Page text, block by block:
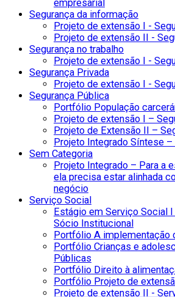
empresarial
Segurança da informação
Projeto de extensão I -
Projeto de extensão II -
Segurança no trabalho
Projeto de extensão I -
Segurança Privada
Projeto de extensão I -
Segurança Pública
Portfólio População
Projeto de extensão I –
Projeto de Extensão II –
Projeto Integrado Síntese
Sem Categoria
Projeto Integrado – Para a
ela precisa estar alinhada
negócio
Serviço Social
Estágio em Serviço Social
Sócio Institucional
Portfólio A
Portfólio Crianças e
Públicas
Portfólio Direito à
Portfólio Projeto de
Projeto de extensão II -